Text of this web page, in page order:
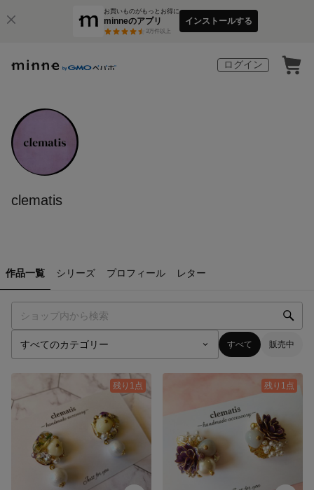
お買いものがもっとお得に
minneのアプリ
3万件以上
インストールする
ログイン
clematis
作品一覧 シリーズ プロフィール レター
すべて 販売中
残り1点 残り1点